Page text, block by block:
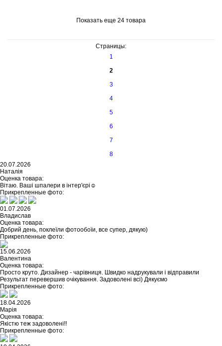
Показать еще 24 товара
Страницы:
1
2
3
4
5
6
7
8
20.07.2026
Наталія
Оценка товара:
Вітаю. Ваші шпалери в інтер'єрі☺️
Прикрепленные фото:
01.07.2026
Владислав
Оценка товара:
Добрий день, поклеїли фотообоїи, все супер, дякую)
Прикрепленные фото:
15.06.2026
Валентина
Оценка товара:
Просто круто. Дизайнер - чарівниця. Швидко надрукували і відправили
Результат перевершив очікування. Задоволені всі) Дякуємо
Прикрепленные фото:
18.04.2026
Марія
Оценка товара:
Якістю теж задоволені!!
Прикрепленные фото: